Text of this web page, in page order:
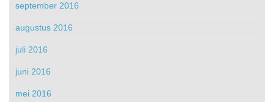
september 2016
augustus 2016
juli 2016
juni 2016
mei 2016